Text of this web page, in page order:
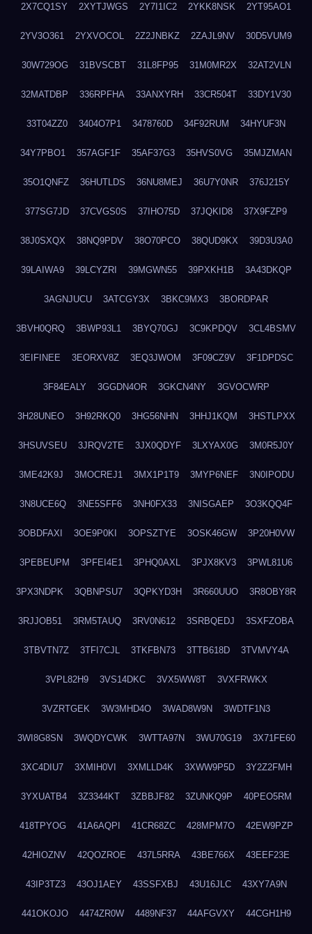
2X7CQ1SY 2XYTJWGS 2Y7I1IC2 2YKK8NSK 2YT95AO1
2YV3O361 2YXVOCOL 2Z2JNBKZ 2ZAJL9NV 30D5VUM9
30W729OG 31BVSCBT 31L8FP95 31M0MR2X 32AT2VLN
32MATDBP 336RPFHA 33ANXYRH 33CR504T 33DY1V30
33T04ZZ0 3404O7P1 3478760D 34F92RUM 34HYUF3N
34Y7PBO1 357AGF1F 35AF37G3 35HVS0VG 35MJZMAN
35O1QNFZ 36HUTLDS 36NU8MEJ 36U7Y0NR 376J215Y
377SG7JD 37CVGS0S 37IHO75D 37JQKID8 37X9FZP9
38J0SXQX 38NQ9PDV 38O70PCO 38QUD9KX 39D3U3A0
39LAIWA9 39LCYZRI 39MGWN55 39PXKH1B 3A43DKQP
3AGNJUCU 3ATCGY3X 3BKC9MX3 3BORDPAR
3BVH0QRQ 3BWP93L1 3BYQ70GJ 3C9KPDQV 3CL4BSMV
3EIFINEE 3EORXV8Z 3EQ3JWOM 3F09CZ9V 3F1DPDSC
3F84EALY 3GGDN4OR 3GKCN4NY 3GVOCWRP
3H28UNEO 3H92RKQ0 3HG56NHN 3HHJ1KQM 3HSTLPXX
3HSUVSEU 3JRQV2TE 3JX0QDYF 3LXYAX0G 3M0R5J0Y
3ME42K9J 3MOCREJ1 3MX1P1T9 3MYP6NEF 3N0IPODU
3N8UCE6Q 3NE5SFF6 3NH0FX33 3NISGAEP 3O3KQQ4F
3OBDFAXI 3OE9P0KI 3OPSZTYE 3OSK46GW 3P20H0VW
3PEBEUPM 3PFEI4E1 3PHQ0AXL 3PJX8KV3 3PWL81U6
3PX3NDPK 3QBNPSU7 3QPKYD3H 3R660UUO 3R8OBY8R
3RJJOB51 3RM5TAUQ 3RV0N612 3SRBQEDJ 3SXFZOBA
3TBVTN7Z 3TFI7CJL 3TKFBN73 3TTB618D 3TVMVY4A
3VPL82H9 3VS14DKC 3VX5WW8T 3VXFRWKX
3VZRTGEK 3W3MHD4O 3WAD8W9N 3WDTF1N3
3WI8G8SN 3WQDYCWK 3WTTA97N 3WU70G19 3X71FE60
3XC4DIU7 3XMIH0VI 3XMLLD4K 3XWW9P5D 3Y2Z2FMH
3YXUATB4 3Z3344KT 3ZBBJF82 3ZUNKQ9P 40PEO5RM
418TPYOG 41A6AQPI 41CR68ZC 428MPM7O 42EW9PZP
42HIOZNV 42QOZROE 437L5RRA 43BE766X 43EEF23E
43IP3TZ3 43OJ1AEY 43SSFXBJ 43U16JLC 43XY7A9N
441OKOJO 4474ZR0W 4489NF37 44AFGVXY 44CGH1H9